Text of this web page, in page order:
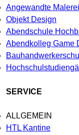
Angewandte
Objekt Design
Abendschule
Abendkolleg Game
SERVICE
ALLGEMEIN
HTL Kantine